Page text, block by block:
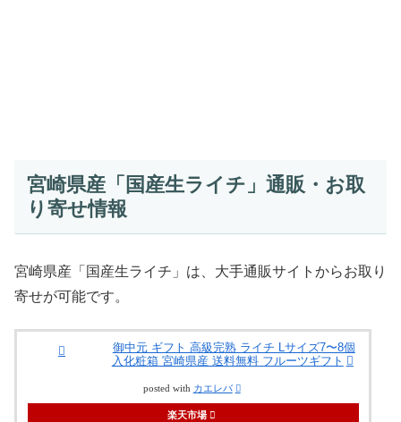
宮崎県産「国産生ライチ」通販・お取
り寄せ情報
宮崎県産「国産生ライチ」は、大手通販サイトからお取り
寄せが可能です。
御中元 ギフト 高級完熟 ライチ Lサイズ7〜8個
入化粧箱 宮崎県産 送料無料 フルーツギフト
posted with カエレバ
楽天市場